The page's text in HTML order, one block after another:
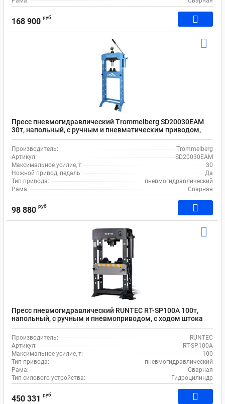
168 900 руб
Пресс пневмогидравлический Trommelberg SD20030EAM
30т, напольный, с ручным и пневматическим приводом,
ходом штока 180 мм, подвижным цилиндром
Производитель:
Trommelberg
Артикул:
SD20030EAM
Максимальное усилие, т:
30
Ножной привод, педаль:
Да
Тип привода:
пневмогидравлический
Рама:
Сварная
98 880 руб
Пресс пневмогидравлический RUNTEC RT-SP100A 100т,
напольный, с ручным и пневмоприводом, с ходом штока
300 мм
Производитель:
RUNTEC
Артикул:
RT-SP100A
Максимальное усилие, т:
100
Тип привода:
пневмогидравлический
Рама:
Сварная
Тип силового устройства:
Гидроцилиндр
450 331 руб